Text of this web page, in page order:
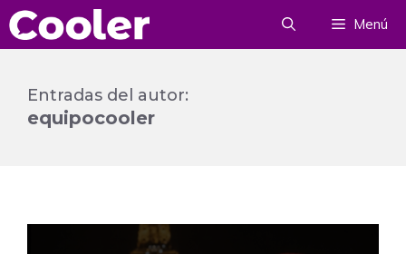
Saltar
al
Menú
Entradas del autor:
equipocooler